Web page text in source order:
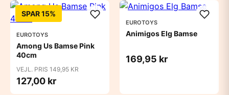
SPAR 15%
EUROTOYS
Among Us Bamse Pink
40cm
VEJL. PRIS 149,95 KR
127,00 kr
EUROTOYS
Animigos Elg Bamse
169,95 kr